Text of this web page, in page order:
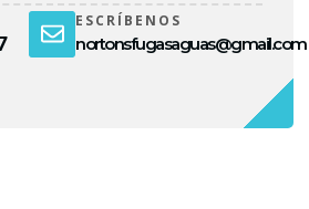
ESCRÍBENOS
nortonsfugasaguas@gmail.com